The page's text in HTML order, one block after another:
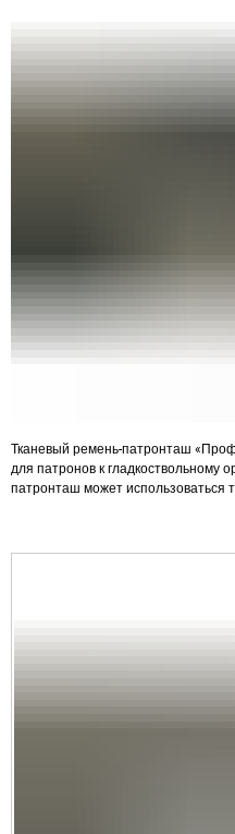
Тканевый ремень-патронташ
для патронов к гладкоствольному
патронташ может использоваться